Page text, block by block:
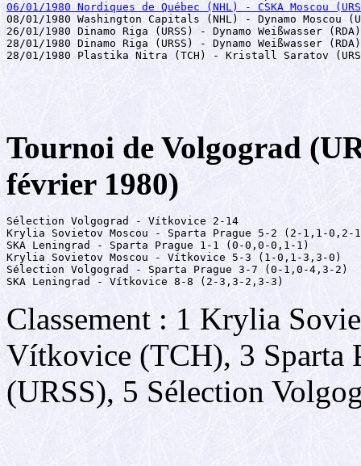
06/01/1980 Nordiques de Québec (NHL) - CSKA Moscou
08/01/1980 Washington Capitals (NHL) - Dynamo Moscou
26/01/1980 Dinamo Riga (URSS) - Dynamo Weißwasser
28/01/1980 Dinamo Riga (URSS) - Dynamo Weißwasser
28/01/1980 Plastika Nitra (TCH) - Kristall Saratov
Tournoi de Volgograd
février 1980)
Sélection Volgograd - Vítkovice 2-14
Krylia Sovietov Moscou - Sparta Prague 5-2 (2-1,1-0,2-
SKA Leningrad - Sparta Prague 1-1 (0-0,0-0,1-1)
Krylia Sovietov Moscou - Vítkovice 5-3 (1-0,1-3,3-0)
Sélection Volgograd - Sparta Prague 3-7 (0-1,0-4,3-2)
SKA Leningrad - Vítkovice 8-8 (2-3,3-2,3-3)
Classement : 1 Krylia
Vítkovice (TCH), 3 Sparta
(URSS), 5 Sélection